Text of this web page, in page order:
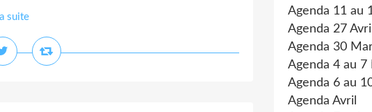
suite
Agenda 11 au
Agenda 27
Agenda 30
Agenda 4 au 7
Agenda 6 au
Agenda Avril